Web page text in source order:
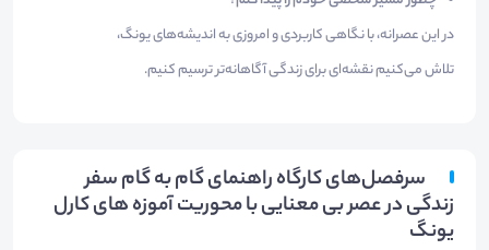
در این عصرانه، با نگاهی کاربردی و امروزی به اندیشه‌های یونگ،
تلاش می‌کنیم نقشه‌ای برای زندگی آگاهانه‌تر ترسیم کنیم.
سرفصل‌های کارگاه راهنمای گام به گام سفر
زندگی در عصر بی معنایی با محوریت آموزه های کارل
یونگ